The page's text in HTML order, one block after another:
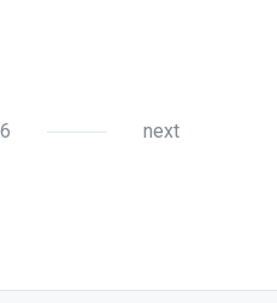
next